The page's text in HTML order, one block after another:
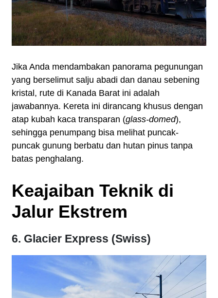
Jika Anda mendambakan panorama pegunungan
yang berselimut salju abadi dan danau sebening
kristal, rute di Kanada Barat ini adalah
jawabannya. Kereta ini dirancang khusus dengan
atap kubah kaca transparan (glass-domed),
sehingga penumpang bisa melihat puncak-
puncak gunung berbatu dan hutan pinus tanpa
batas penghalang.
Keajaiban Teknik di
Jalur Ekstrem
6. Glacier Express (Swiss)